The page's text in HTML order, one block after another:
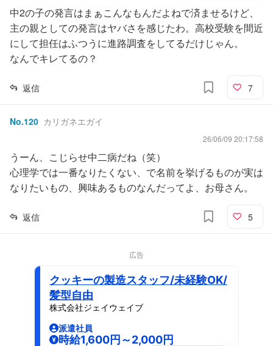
中2の子の発言はまぁこんなもんだよねで済ませるけど、
主の親としての発言はヤバさを感じたわ。高校受験を間近
にして担任はふつうに進路調査をしてるだけじゃん。
なんでキレてるの？
返信 7
No.120 カリガネエガイ
26/06/09 20:17:58
うーん、こじらせ中二病だね（笑）
心理学では一番なりたくない、で名前を挙げるものが実は
なりたいもの、興味あるものなんだってよ、お母さん。
返信 5
広告
クッキーの製造スタッフ/未経験OK/
髪型自由
株式会社ジェイウェイブ
派遣社員
時給1,600円～2,000円